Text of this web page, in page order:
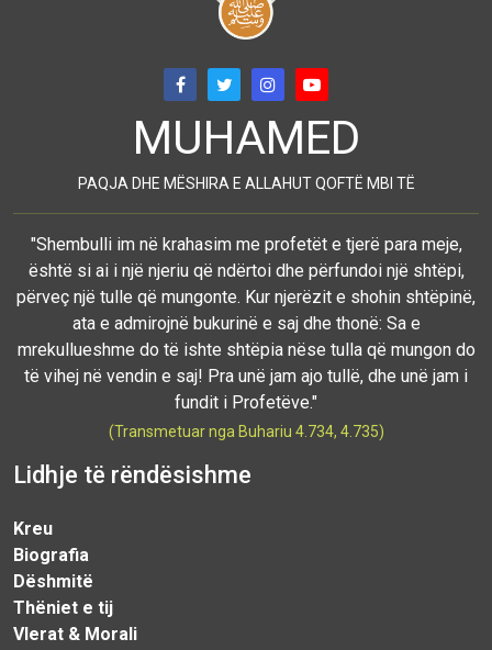
MUHAMED
PAQJA DHE MËSHIRA E ALLAHUT QOFTË MBI TË
"Shembulli im në krahasim me profetët e tjerë para meje,
është si ai i një njeriu që ndërtoi dhe përfundoi një shtëpi,
përveç një tulle që mungonte. Kur njerëzit e shohin shtëpinë,
ata e admirojnë bukurinë e saj dhe thonë: Sa e
mrekullueshme do të ishte shtëpia nëse tulla që mungon do
të vihej në vendin e saj! Pra unë jam ajo tullë, dhe unë jam i
fundit i Profetëve."
(Transmetuar nga Buhariu 4.734, 4.735)
Lidhje të rëndësishme
Kreu
Biografia
Dëshmitë
Thëniet e tij
Vlerat & Morali